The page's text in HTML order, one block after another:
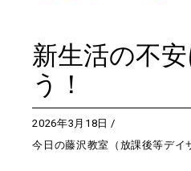
新生活の不
う！
2026年3月18日
今日の藤沢教室（放課後等デイ